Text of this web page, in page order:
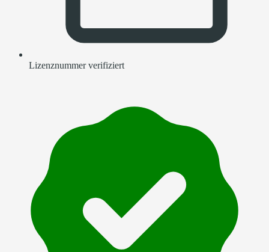
Lizenznummer verifiziert